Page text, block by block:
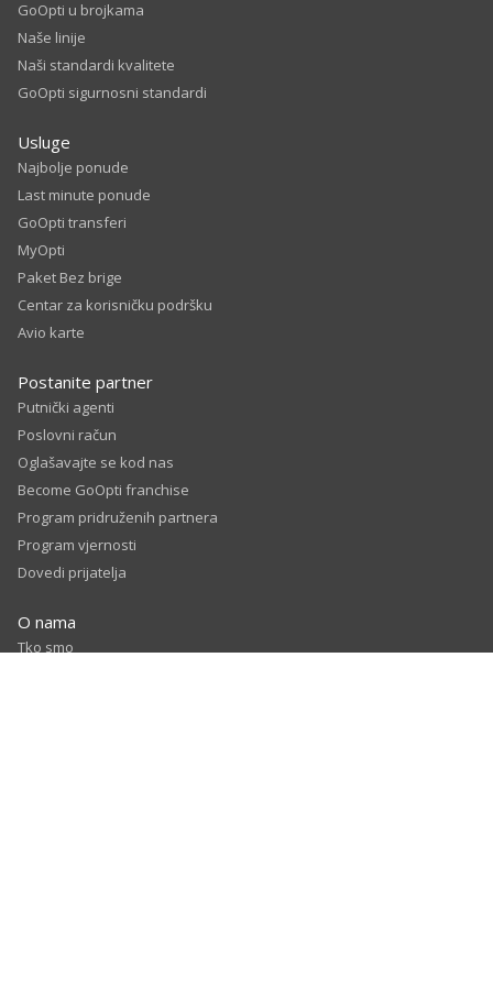
GoOpti u brojkama
Naše linije
Naši standardi kvalitete
GoOpti sigurnosni standardi
Usluge
Najbolje ponude
Last minute ponude
GoOpti transferi
MyOpti
Paket Bez brige
Centar za korisničku podršku
Avio karte
Postanite partner
Putnički agenti
Poslovni račun
Oglašavajte se kod nas
Become GoOpti franchise
Program pridruženih partnera
Program vjernosti
Dovedi prijatelja
O nama
Tko smo